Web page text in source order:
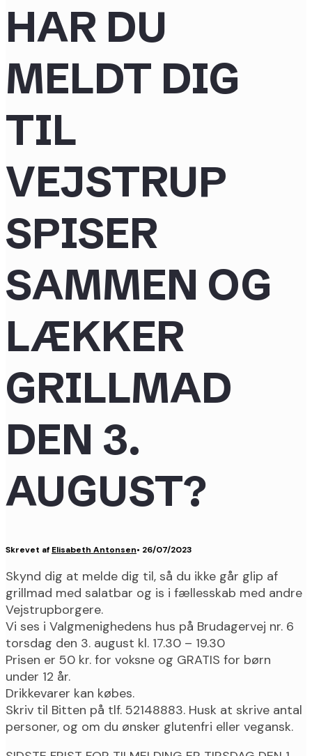
HAR DU
MELDT DIG
TIL
VEJSTRUP
SPISER
SAMMEN OG
LÆKKER
GRILLMAD
DEN 3.
AUGUST?
Skrevet af Elisabeth Antonsen• 26/07/2023
Skynd dig at melde dig til, så du ikke går glip af
grillmad med salatbar og is i fællesskab med andre
Vejstrupborgere.
Vi ses i Valgmenighedens hus på Brudagervej nr. 6
torsdag den 3. august kl. 17.30 – 19.30
Prisen er 50 kr. for voksne og GRATIS for børn
under 12 år.
Drikkevarer kan købes.
Skriv til Bitten på tlf. 52148883. Husk at skrive antal
personer, og om du ønsker glutenfri eller vegansk.